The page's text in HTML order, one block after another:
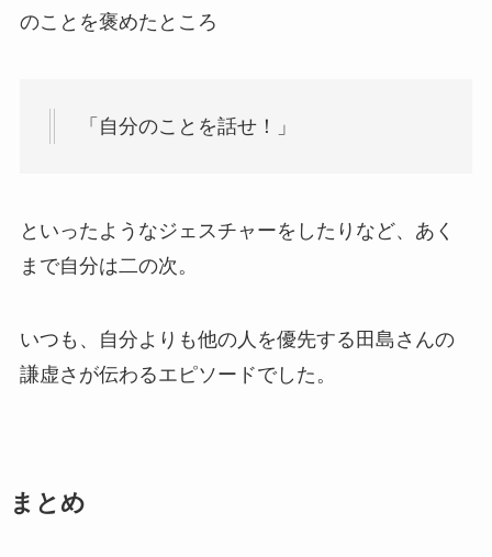
のことを褒めたところ
「自分のことを話せ！」
といったようなジェスチャーをしたりなど、あく
まで自分は二の次。
いつも、自分よりも他の人を優先する田島さんの
謙虚さが伝わるエピソードでした。
まとめ